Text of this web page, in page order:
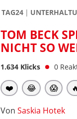
TAG24
TOM BECK
NICHT SO
1.634 Klicks 0
❤️ 😂 😱
Von Saskia Hotek